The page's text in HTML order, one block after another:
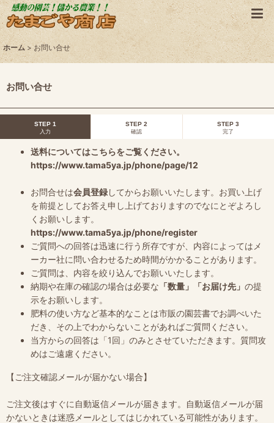
ホーム > お問い合せ
お問い合せ
STEP 1
入力
STEP 2
確認
STEP 3
完了
送料についてはこちらをご覧ください。
https://www.tama5ya.jp/phone/page/12
お問合せは会員登録してからお願いいたします。お買い上げ
を前提としてお答え申し上げておりますのでなにとぞよろし
くお願いします。
https://www.tama5ya.jp/phone/register
ご質問への回答は迅速に行う所存ですが、内容によってはメ
ーカー社に問い合わせるため時間がかかることがあります。
ご質問は、内容を絞り込んでお願いいたします。
納期や在庫の確認の場合は必要な 「数量」「お届け先」 の提
示をお願いします。
肥料の使い方など基本的なことは市販の園芸書でお調べいた
だき、その上でわからないことがあればご質問ください。
当方からの回答は「1回」のみとさせていただきます。質問攻
めはご遠慮ください。
【ご注文確認メールが届かない場合】
ご注文後はすぐに自動返信メールが届きます。自動返信メールが届
かないときは迷惑メールとしてはじかれている可能性があります。